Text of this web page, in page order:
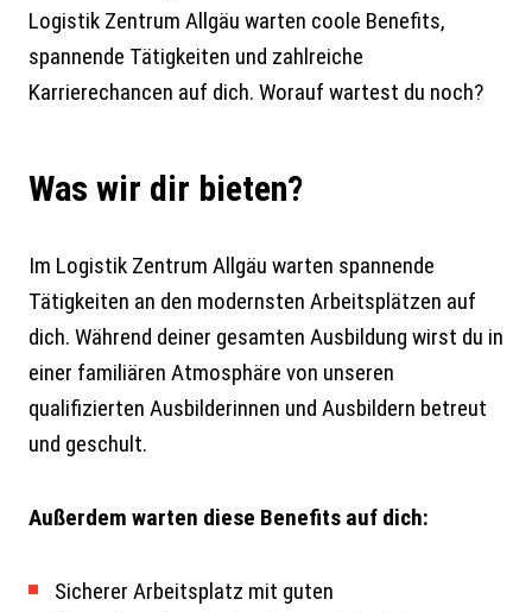
Logistik Zentrum Allgäu warten coole Benefits,
spannende Tätigkeiten und zahlreiche
Karrierechancen auf dich. Worauf wartest du noch?
Was wir dir bieten?
Im Logistik Zentrum Allgäu warten spannende
Tätigkeiten an den modernsten Arbeitsplätzen auf
dich. Während deiner gesamten Ausbildung wirst du in
einer familiären Atmosphäre von unseren
qualifizierten Ausbilderinnen und Ausbildern betreut
und geschult.
Außerdem warten diese Benefits auf dich:
Sicherer Arbeitsplatz mit guten